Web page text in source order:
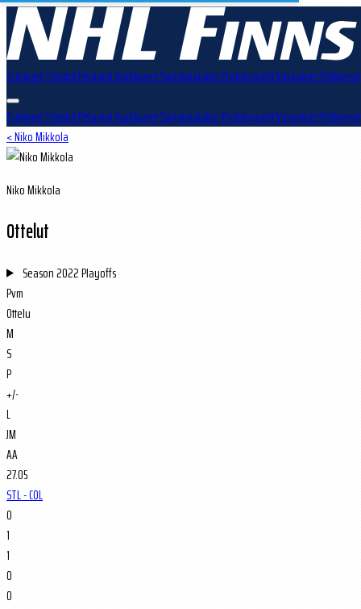
TuloksetTilastotPelaajatJoukkueetSarjataulukkoPudotuspelitVarauksetPalkinnot
TuloksetTilastotPelaajatJoukkueetSarjataulukkoPudotuspelitVarauksetPalkinnot
< Niko Mikkola
Niko Mikkola
Ottelut
Season2022 Playoffs
Pvm
Ottelu
M
S
P
+/-
L
JM
AA
27.05
STL - COL
0
1
1
0
0